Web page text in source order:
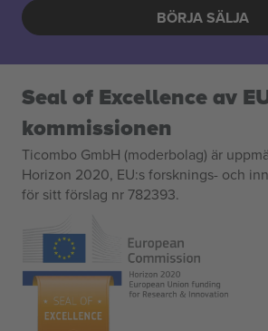
BÖRJA SÄLJA
Seal of Excellence av
kommissionen
Ticombo GmbH (moderbolag) är
Horizon 2020, EU:s forsknings- och
för sitt förslag nr 782393.